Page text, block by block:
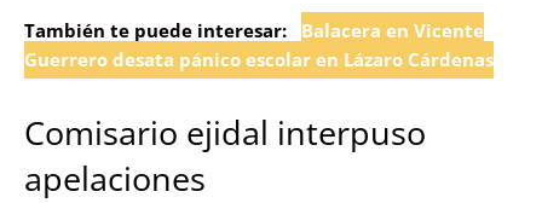
También te puede interesar:
Balacera en Vicente
Guerrero desata pánico escolar en Lázaro Cárdenas
Comisario ejidal interpuso
apelaciones